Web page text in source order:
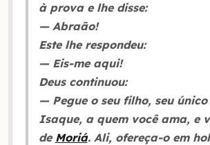
à prova e lhe disse:
— Abraão!
Este lhe respondeu:
— Eis-me aqui!
Deus continuou:
— Pegue o seu filho, seu
Isaque, a quem você ama, e
de Moriá. Ali, ofereça-o em